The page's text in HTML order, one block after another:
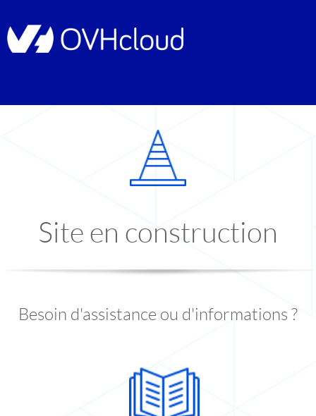
Site en construction
Besoin d'assistance ou d'informations ?